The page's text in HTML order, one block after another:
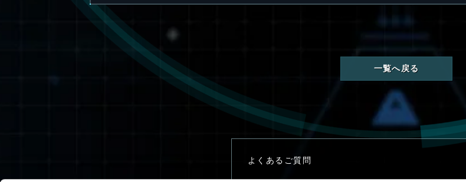
一覧へ戻る
よくあるご質問